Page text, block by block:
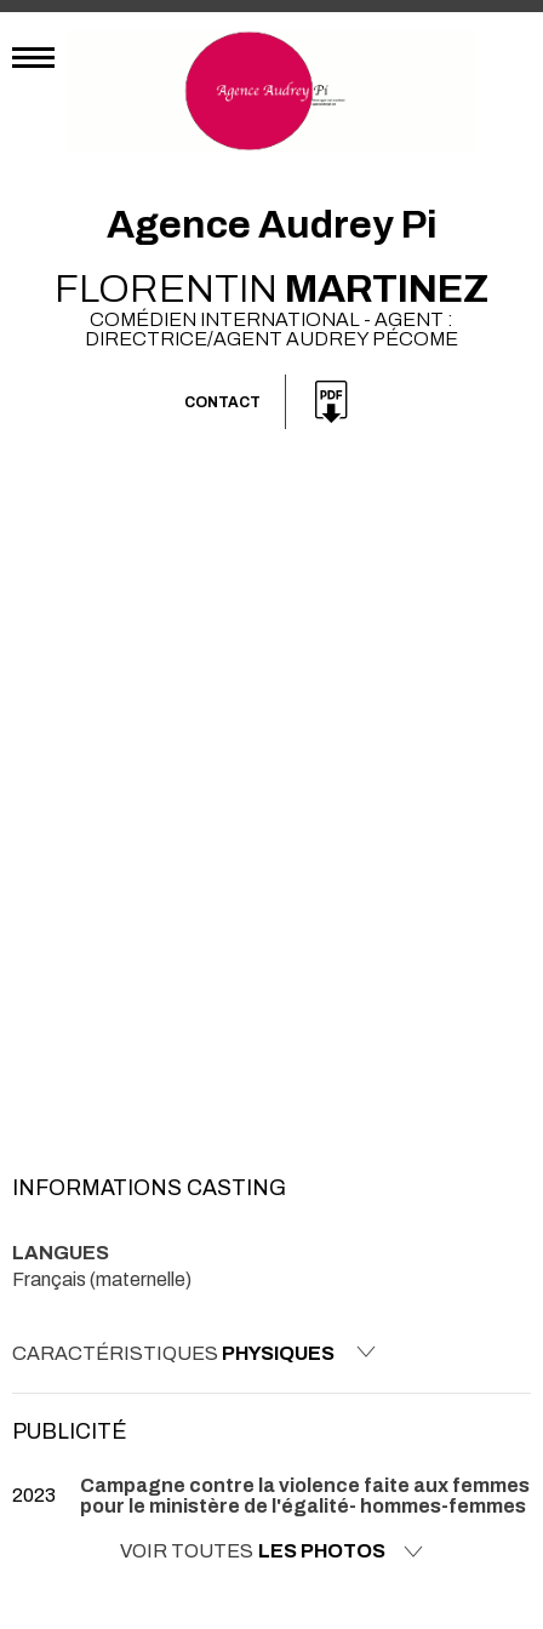
Agence Audrey Pi
FLORENTIN MARTINEZ
COMÉDIEN INTERNATIONAL - AGENT :
DIRECTRICE/AGENT AUDREY PÉCOME
CONTACT
VOIR TOUTES LES PHOTOS
INFORMATIONS CASTING
LANGUES
Français (maternelle)
CARACTÉRISTIQUES PHYSIQUES
PUBLICITÉ
2023
Campagne contre la violence faite aux femmes
pour le ministère de l'égalité- hommes-femmes